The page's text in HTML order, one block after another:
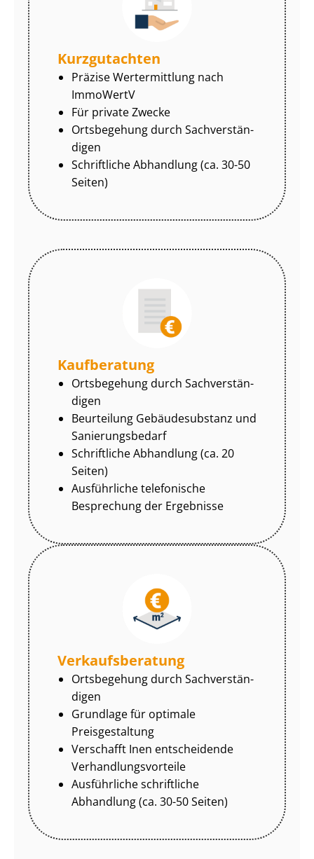
Kurzgutachten
Präzise Wertermittlung nach
ImmoWertV
Für private Zwecke
Ortsbegehung durch Sach­ver­stän­
di­gen
Schriftliche Abhandlung (ca. 30-50
Seiten)
Kaufberatung
Ortsbegehung durch Sach­ver­stän­
di­gen
Beurteilung Gebäudesubstanz und
Sa­nie­rungs­be­darf
Schriftliche Abhandlung (ca. 20
Seiten)
Ausführliche telefonische
Besprechung der Ergebnisse
Ver­kaufs­be­ra­tung
Ortsbegehung durch Sach­ver­stän­
di­gen
Grundlage für optimale
Preisgestaltung
Verschafft Inen entscheidende
Ver­hand­lungs­vor­tei­le
Ausführliche schriftliche
Abhandlung (ca. 30-50 Seiten)